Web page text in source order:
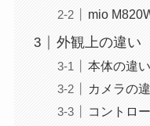
mio
外観上の違い
本体の違い
カメラの
コントロ